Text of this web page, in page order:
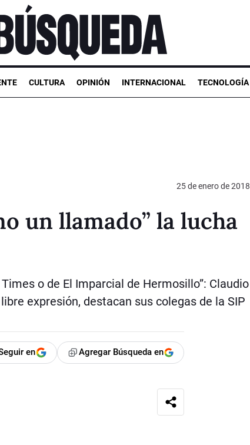
CULTURA OPINIÓN INTERNACIONAL TECNOLOGÍA
25 de enero de 2018
un llamado” la lucha
o de El Imparcial de Hermosillo”: Claudio
expresión, destacan sus colegas de la SIP
en Agregar Búsqueda en